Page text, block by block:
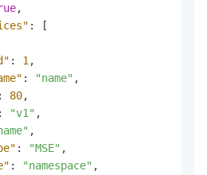
,
:
[
: 1 ,
: "name" ,
: 80,
: "v1" ,
,
: "MSE" ,
: "namespace" ,